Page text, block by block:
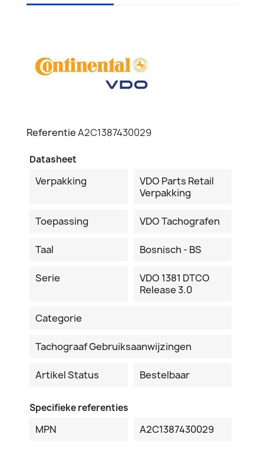
ReferentieA2C1387430029
Datasheet
Verpakking
VDO Parts Retail
Verpakking
Toepassing VDO Tachografen
Taal Bosnisch - BS
Serie
VDO 1381 DTCO
Release 3.0
Categorie
Tachograaf Gebruiksaanwijzingen
Artikel Status Bestelbaar
Specifieke referenties
MPN A2C1387430029